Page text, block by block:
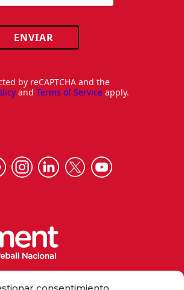
ENVIAR
by reCAPTCHA and the
and Terms of Service apply.